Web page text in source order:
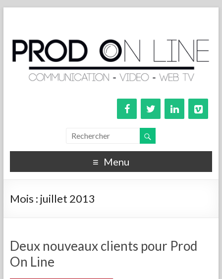
Menu
Mois : juillet 2013
Deux nouveaux clients pour Prod
On Line